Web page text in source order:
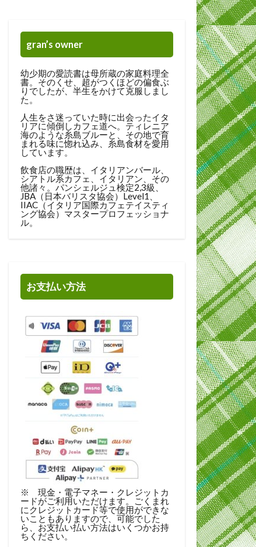
gran’s owner
幼少期の愛読書は母所蔵の家庭料理全
書。そのくせ、超がつくほどの偏食ぶ
りでしたが、半生をかけて克服しまし
た。
人生をさ迷っていた時に出会ったイタ
リアに傾倒しカフェ道へ。ティレニア
海のような糸島ブルーと、その地で育
まれる味に惚れ込み、糸島食材を愛用
しています。
飲食店の職歴は、イタリアンバール、
シアトル系カフェ、イタリアン、その
他諸々。パンシェルジュ検定2,3級、
JBA（日本バリスタ協会）Level1、
IIAC（イタリア国際カフェテイスティ
ング協会）マスタープロフェッショナ
ル。
お支払い方法
※ 現金・電子マネー・クレジットカ
ードがご利用いただけます。ごくまれ
にクレジットカード等で使用ができな
いこともありますので、可能でした
ら、お支払い払い方法はいくつかお持
ちください。